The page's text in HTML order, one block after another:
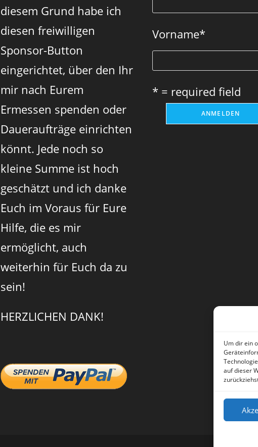
Um dir ein
auf dieser
diesem Grund habe ich
diesen freiwilligen
Sponsor-Button
eingerichtet, über den Ihr
mir nach Eurem
Ermessen spenden oder
Daueraufträge einrichten
könnt. Jede noch so
kleine Summe ist hoch
geschätzt und ich danke
Euch im Voraus für Eure
Hilfe, die es mir
ermöglicht, auch
weiterhin für Euch da zu
sein!
HERZLICHEN DANK!
Vorname*
* = required field